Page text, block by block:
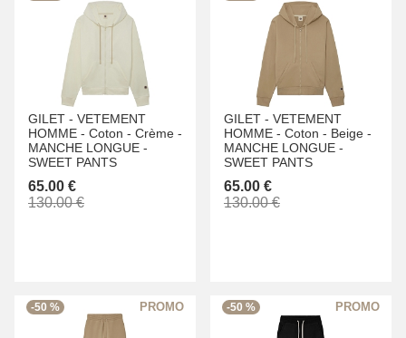
GILET - VETEMENT
HOMME - Coton - Crème -
MANCHE LONGUE -
SWEET PANTS
65.00 €
130.00 €
GILET - VETEMENT
HOMME - Coton - Beige -
MANCHE LONGUE -
SWEET PANTS
65.00 €
130.00 €
-50 % -50 %